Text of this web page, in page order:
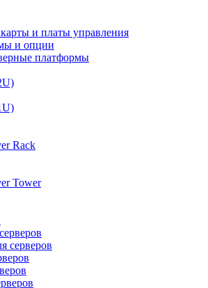
и платы управления
и опции
платформы
Rack
Tower
серверов